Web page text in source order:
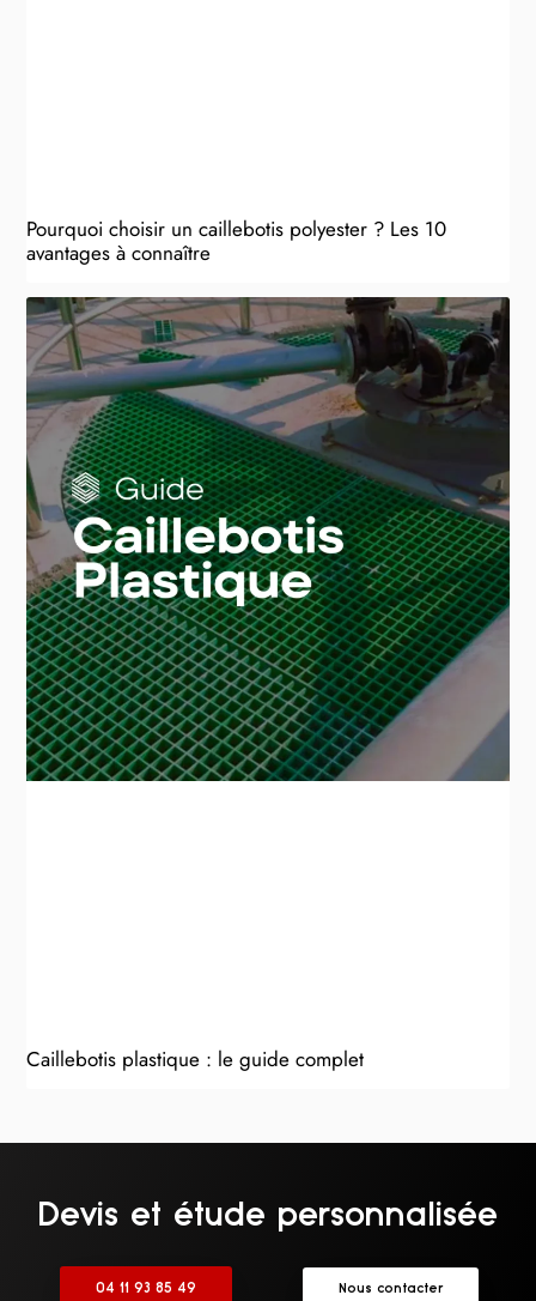
Pourquoi choisir un caillebotis polyester ? Les 10
avantages à connaître
Caillebotis plastique : le guide complet
Devis et étude personnalisée
04 11 93 85 49 Nous contacter